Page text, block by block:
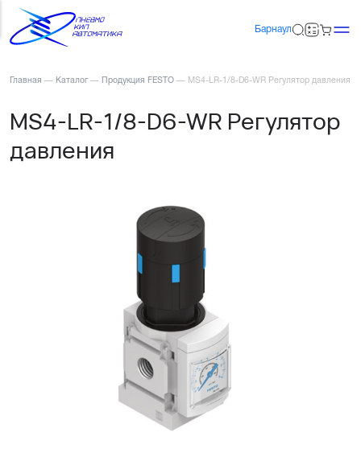
Барнаул
Главная — Каталог — Продукция FESTO — MS4-LR-1/8-D6-WR Регулятор давления
MS4-LR-1/8-D6-WR Регулятор
давления